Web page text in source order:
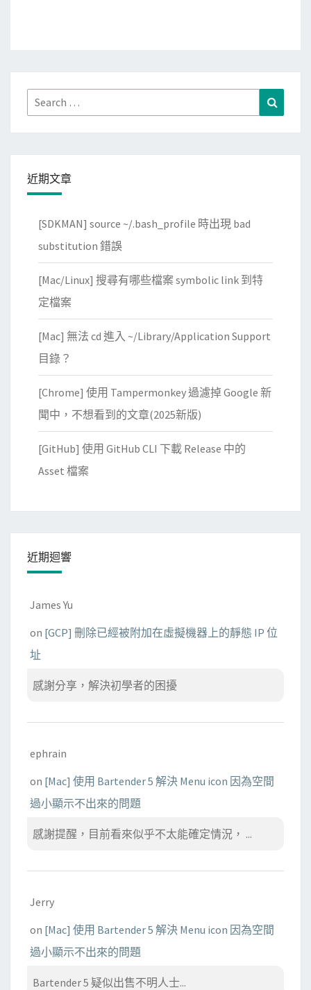
Search
for:
近期文章
[SDKMAN] source ~/.bash_profile 時出現 bad
substitution 錯誤
[Mac/Linux] 搜尋有哪些檔案 symbolic link 到特
定檔案
[Mac] 無法 cd 進入 ~/Library/Application Support
目錄？
[Chrome] 使用 Tampermonkey 過濾掉 Google 新
聞中，不想看到的文章(2025新版)
[GitHub] 使用 GitHub CLI 下載 Release 中的
Asset 檔案
近期迴響
James Yu
on [GCP] 刪除已經被附加在虛擬機器上的靜態 IP 位
址
感謝分享，解決初學者的困擾
ephrain
on [Mac] 使用 Bartender 5 解決 Menu icon 因為空間
過小顯示不出來的問題
感謝提醒，目前看來似乎不太能確定情況， ...
Jerry
on [Mac] 使用 Bartender 5 解決 Menu icon 因為空間
過小顯示不出來的問題
Bartender 5 疑似出售不明人士...